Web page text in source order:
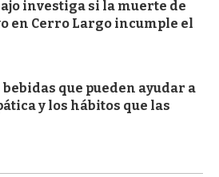
investiga si la muerte de
en Cerro Largo incumple el
que pueden ayudar a
y los hábitos que las